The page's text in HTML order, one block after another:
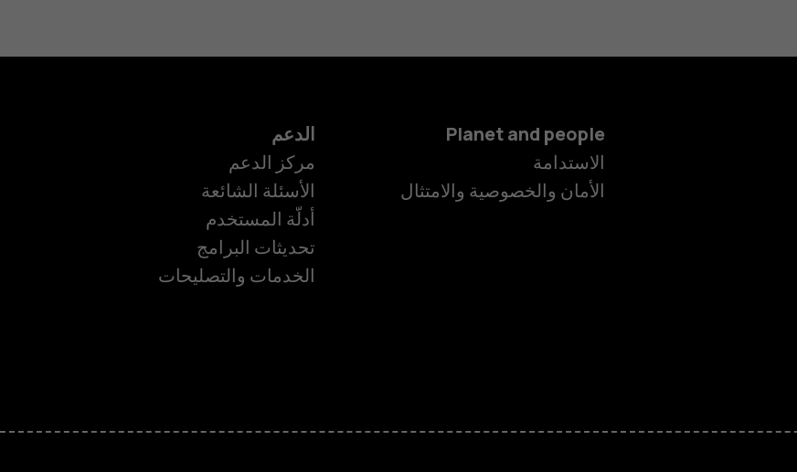
الهواتف الذكية
HMD DUB
Planet and people
الاستدامة
الأمان والخصوصية والامتثال
الدعم
مركز الدعم
الأسئلة الشائعة
أدلّة المستخدم
تحديثات البرامج
الخدمات والتصليحات